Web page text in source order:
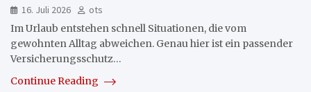
16. Juli 2026
ots
Im Urlaub entstehen schnell Situationen, die vom
gewohnten Alltag abweichen. Genau hier ist ein passender
Versicherungsschutz…
Continue Reading